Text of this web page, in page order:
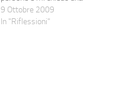
domanda probabilmente
banale e semplice, ma
9 Ottobre 2009
In "Riflessioni"